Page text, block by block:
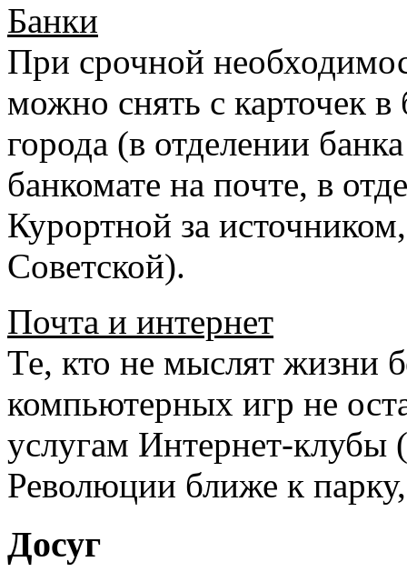
Банки
При срочной
можно снять с карточек
города (в отделении
банкомате на почте, в
Курортной за
Советской).
Почта и интернет
Те, кто не мыслят жизни
компьютерных игр не
услугам Интернет-клубы
Революции ближе к
Досуг